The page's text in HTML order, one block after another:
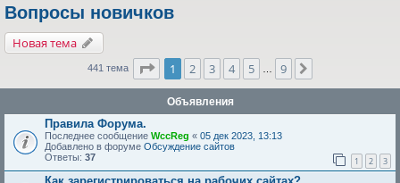
Вопросы новичков
Новая тема
441 тема Страница1 из
1 2 3 4 5 9
Объявления
Правила Форума.
Последнее сообщение WccReg « 05 дек 2023, 13:13
Добавлено в форуме Обсуждение сайтов
Ответы: 37 1 2 3